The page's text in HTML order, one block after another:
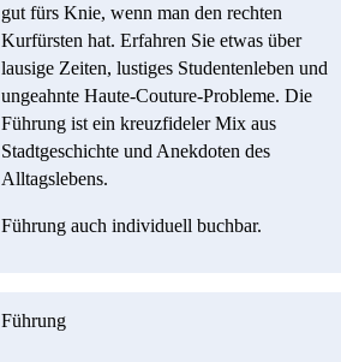
gut fürs Knie, wenn man den rechten
Kurfürsten hat. Erfahren Sie etwas über
lausige Zeiten, lustiges Studentenleben und
ungeahnte Haute-Couture-Probleme. Die
Führung ist ein kreuzfideler Mix aus
Stadtgeschichte und Anekdoten des
Alltagslebens.
Führung auch individuell buchbar.
Führung